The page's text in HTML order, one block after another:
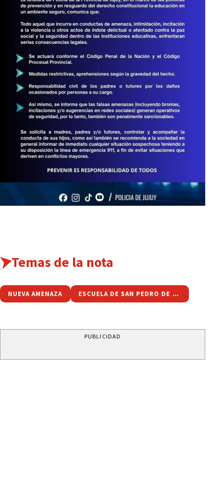
Temas de la nota
NUEVA AMENAZA ESCUELA DE SAN PEDRO DE JUJUY
PUBLICIDAD